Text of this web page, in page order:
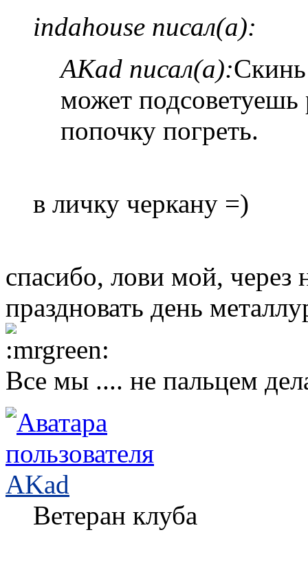
indahouse писал(а):
AKad писал(а):Скинь
может подсоветуешь
попочку погреть.
в личку черкану =)
спасибо, лови мой, через
праздновать день
Все мы .... не пальцем
AKad
Ветеран клуба